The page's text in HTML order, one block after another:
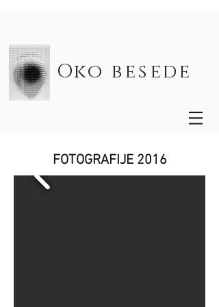
Oko besede
FOTOGRAFIJE 2016